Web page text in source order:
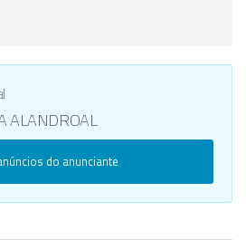
ALANDROAL
do anunciante